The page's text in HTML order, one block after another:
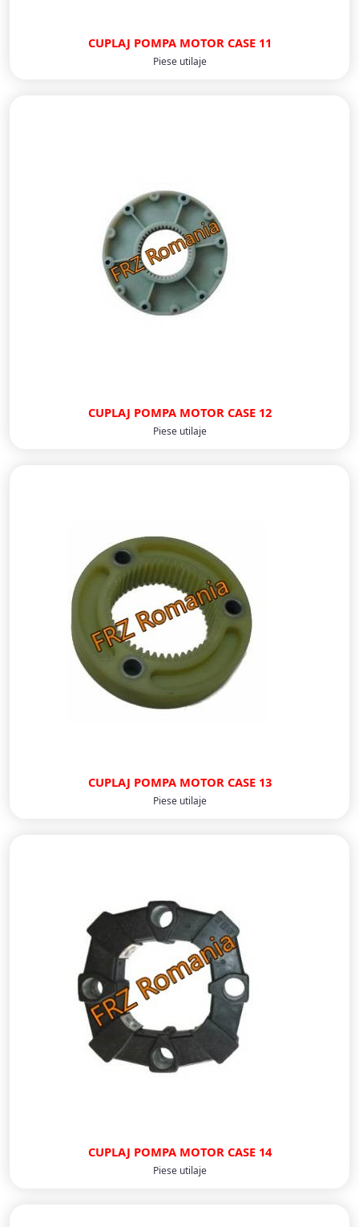
CUPLAJ POMPA MOTOR CASE 11
Piese utilaje
CUPLAJ POMPA MOTOR CASE 12
Piese utilaje
CUPLAJ POMPA MOTOR CASE 13
Piese utilaje
CUPLAJ POMPA MOTOR CASE 14
Piese utilaje